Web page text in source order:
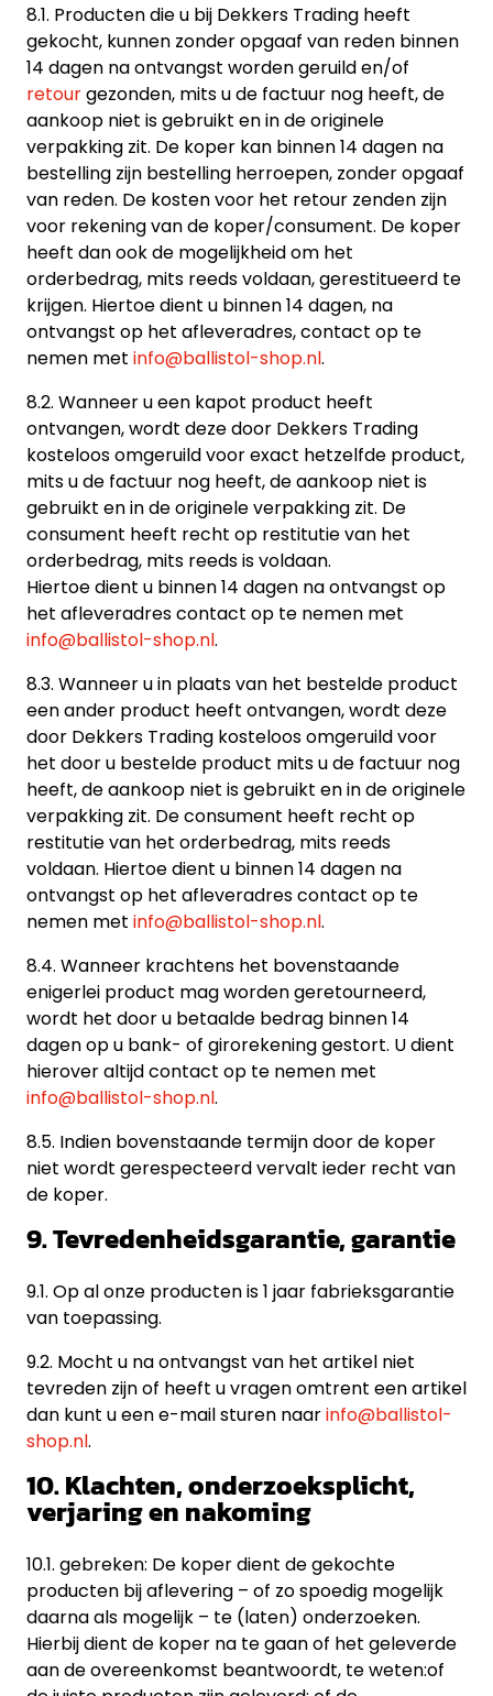
8.1. Producten die u bij Dekkers Trading heeft
gekocht, kunnen zonder opgaaf van reden binnen
14 dagen na ontvangst worden geruild en/of
retourgezonden, mits u de factuur nog heeft, de
aankoop niet is gebruikt en in de originele
verpakking zit. De koper kan binnen 14 dagen na
bestelling zijn bestelling herroepen, zonder opgaaf
van reden. De kosten voor het retour zenden zijn
voor rekening van de koper/consument. De koper
heeft dan ook de mogelijkheid om het
orderbedrag, mits reeds voldaan, gerestitueerd te
krijgen. Hiertoe dient u binnen 14 dagen, na
ontvangst op het afleveradres, contact op te
nemen met info@ballistol-shop.nl.
8.2. Wanneer u een kapot product heeft
ontvangen, wordt deze door Dekkers Trading
kosteloos omgeruild voor exact hetzelfde product,
mits u de factuur nog heeft, de aankoop niet is
gebruikt en in de originele verpakking zit. De
consument heeft recht op restitutie van het
orderbedrag, mits reeds is voldaan.
Hiertoe dient u binnen 14 dagen na ontvangst op
het afleveradres contact op te nemen met
info@ballistol-shop.nl.
8.3. Wanneer u in plaats van het bestelde product
een ander product heeft ontvangen, wordt deze
door Dekkers Trading kosteloos omgeruild voor
het door u bestelde product mits u de factuur nog
heeft, de aankoop niet is gebruikt en in de originele
verpakking zit. De consument heeft recht op
restitutie van het orderbedrag, mits reeds
voldaan. Hiertoe dient u binnen 14 dagen na
ontvangst op het afleveradres contact op te
nemen met info@ballistol-shop.nl.
8.4. Wanneer krachtens het bovenstaande
enigerlei product mag worden geretourneerd,
wordt het door u betaalde bedrag binnen 14
dagen op u bank- of girorekening gestort. U dient
hierover altijd contact op te nemen met
info@ballistol-shop.nl.
8.5. Indien bovenstaande termijn door de koper
niet wordt gerespecteerd vervalt ieder recht van
de koper.
9. Tevredenheidsgarantie, garantie
9.1. Op al onze producten is 1 jaar fabrieksgarantie
van toepassing.
9.2. Mocht u na ontvangst van het artikel niet
tevreden zijn of heeft u vragen omtrent een artikel
dan kunt u een e-mail sturen naarinfo@ballistol-
shop.nl.
10. Klachten, onderzoeksplicht,
verjaring en nakoming
10.1. gebreken: De koper dient de gekochte
producten bij aflevering – of zo spoedig mogelijk
daarna als mogelijk – te (laten) onderzoeken.
Hierbij dient de koper na te gaan of het geleverde
aan de overeenkomst beantwoordt, te weten:of